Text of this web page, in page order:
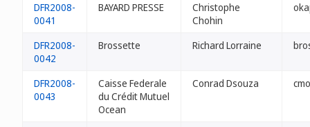
DFR2008-
0041
BAYARD PRESSE
Christophe
Chohin
DFR2008-
0042
Brossette Richard Lorraine
DFR2008-
0043
Caisse Federale
du Crédit Mutuel
Ocean
Conrad Dsouza